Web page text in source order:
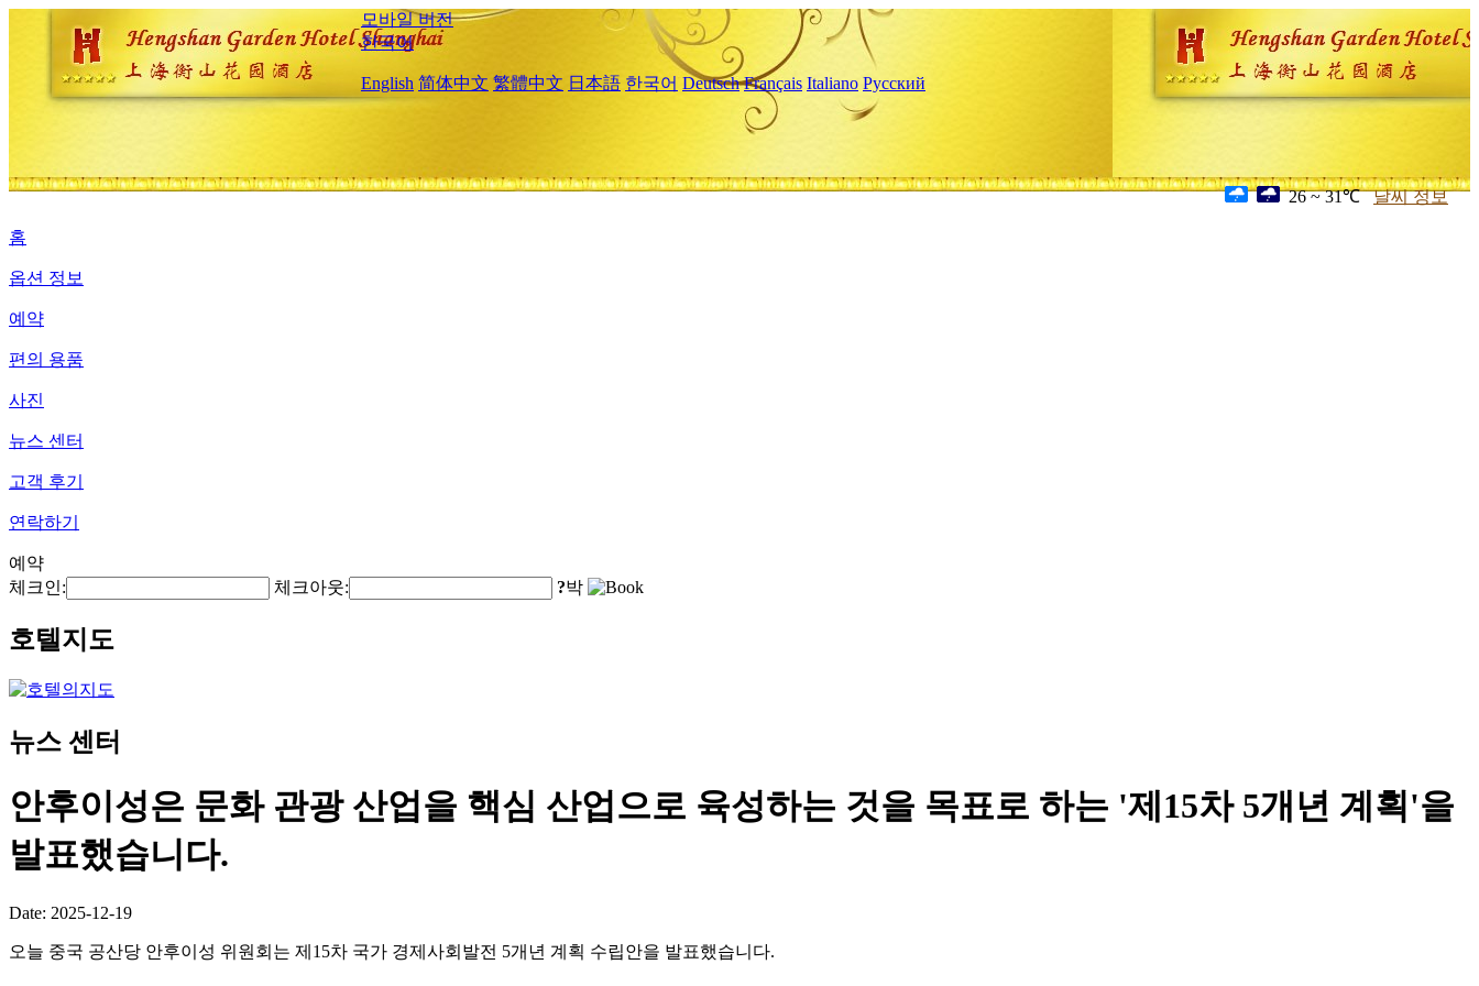
모바일 버전
한국어
English 简体中文 繁體中文 日本語 한국어 Deutsch Français Italiano Русский
26 ~ 31℃ 날씨 정보
홈
옵션 정보
예약
편의 용품
사진
뉴스 센터
고객 후기
연락하기
예약
체크인:
체크아웃: ?박
호텔지도
뉴스 센터
안후이성은 문화 관광 산업을 핵심 산업으로 육성하는 것을 목표로 하는 '제15차 5개년 계획'을
발표했습니다.
Date: 2025-12-19
오늘 중국 공산당 안후이성 위원회는 제15차 국가 경제사회발전 5개년 계획 수립안을 발표했습니다.